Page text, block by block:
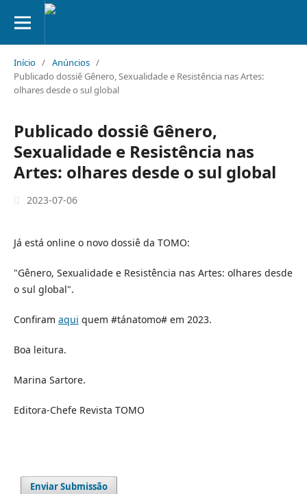
Início / Anúncios /
Publicado dossiê Gênero, Sexualidade e Resistência nas Artes:
olhares desde o sul global
Publicado dossiê Gênero,
Sexualidade e Resistência nas
Artes: olhares desde o sul global
2023-07-06
Já está online o novo dossiê da TOMO:
"Gênero, Sexualidade e Resistência nas Artes: olhares desde
o sul global".
Confiram aqui quem #tánatomo# em 2023.
Boa leitura.
Marina Sartore.
Editora-Chefe Revista TOMO
Enviar Submissão